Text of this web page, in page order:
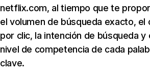
netflix.com, al tiempo que te
el volumen de búsqueda exacto, el
por clic, la intención de búsqueda y
nivel de competencia de cada
clave.